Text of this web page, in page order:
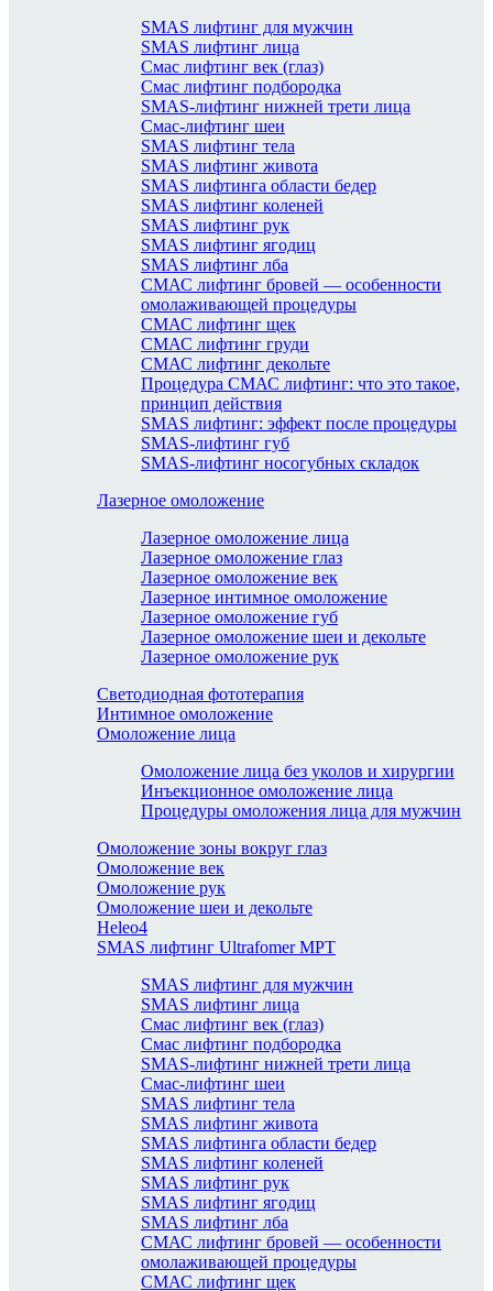
SMAS лифтинг для мужчин
SMAS лифтинг лица
Смас лифтинг век (глаз)
Смас лифтинг подбородка
SMAS-лифтинг нижней трети лица
Смас-лифтинг шеи
SMAS лифтинг тела
SMAS лифтинг живота
SMAS лифтинга области бедер
SMAS лифтинг коленей
SMAS лифтинг рук
SMAS лифтинг ягодиц
SMAS лифтинг лба
СМАС лифтинг бровей — особенности
омолаживающей процедуры
СМАС лифтинг щек
СМАС лифтинг груди
СМАС лифтинг декольте
Процедура СМАС лифтинг: что это такое,
принцип действия
SMAS лифтинг: эффект после процедуры
SMAS-лифтинг губ
SMAS-лифтинг носогубных складок
Лазерное омоложение
Лазерное омоложение лица
Лазерное омоложение глаз
Лазерное омоложение век
Лазерное интимное омоложение
Лазерное омоложение губ
Лазерное омоложение шеи и декольте
Лазерное омоложение рук
Светодиодная фототерапия
Интимное омоложение
Омоложение лица
Омоложение лица без уколов и хирургии
Инъекционное омоложение лица
Процедуры омоложения лица для мужчин
Омоложение зоны вокруг глаз
Омоложение век
Омоложение рук
Омоложение шеи и декольте
Heleo4
SMAS лифтинг Ultrafomer MPT
SMAS лифтинг для мужчин
SMAS лифтинг лица
Смас лифтинг век (глаз)
Смас лифтинг подбородка
SMAS-лифтинг нижней трети лица
Смас-лифтинг шеи
SMAS лифтинг тела
SMAS лифтинг живота
SMAS лифтинга области бедер
SMAS лифтинг коленей
SMAS лифтинг рук
SMAS лифтинг ягодиц
SMAS лифтинг лба
СМАС лифтинг бровей — особенности
омолаживающей процедуры
СМАС лифтинг щек